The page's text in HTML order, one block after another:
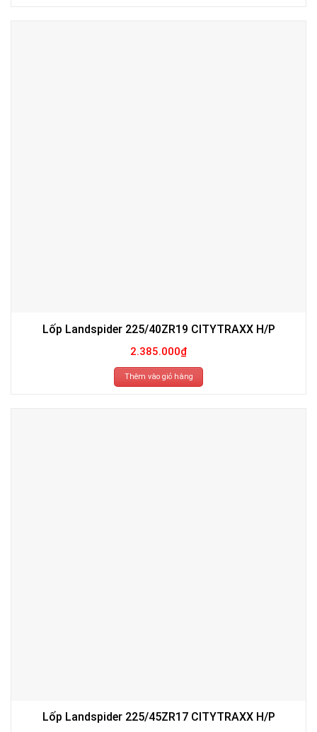
Lốp Landspider 225/40ZR19 CITYTRAXX H/P
2.385.000₫
Thêm vào giỏ hàng
Lốp Landspider 225/45ZR17 CITYTRAXX H/P